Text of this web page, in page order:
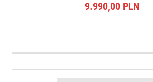
9.990,00 PLN